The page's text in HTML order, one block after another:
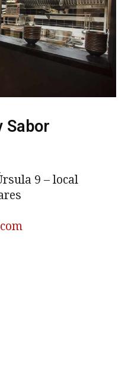
Sabor
9 – local